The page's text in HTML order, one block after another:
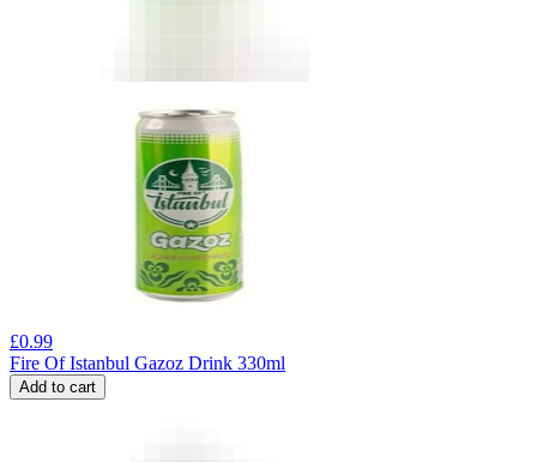
£0.99
Fire Of Istanbul Gazoz Drink 330ml
Add to cart